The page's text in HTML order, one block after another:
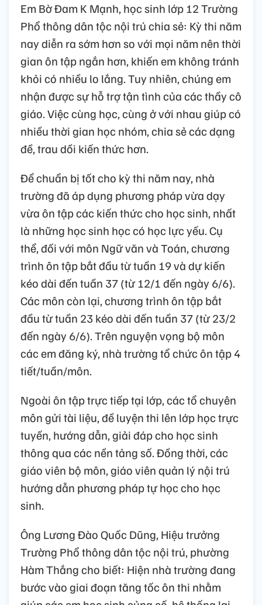
Em Bờ Đam K Mạnh, học sinh lớp 12 Trường
Phổ thông dân tộc nội trú chia sẻ: Kỳ thi năm
nay diễn ra sớm hơn so với mọi năm nên thời
gian ôn tập ngắn hơn, khiến em không tránh
khỏi có nhiều lo lắng. Tuy nhiên, chúng em
nhận được sự hỗ trợ tận tình của các thầy cô
giáo. Việc cùng học, cùng ở với nhau giúp có
nhiều thời gian học nhóm, chia sẻ các dạng
đề, trau dồi kiến thức hơn.
Để chuẩn bị tốt cho kỳ thi năm nay, nhà
trường đã áp dụng phương pháp vừa dạy
vừa ôn tập các kiến thức cho học sinh, nhất
là những học sinh học có học lực yếu. Cụ
thể, đối với môn Ngữ văn và Toán, chương
trình ôn tập bắt đầu từ tuần 19 và dự kiến
kéo dài đến tuần 37 (từ 12/1 đến ngày 6/6).
Các môn còn lại, chương trình ôn tập bắt
đầu từ tuần 23 kéo dài đến tuần 37 (từ 23/2
đến ngày 6/6). Trên nguyện vọng bộ môn
các em đăng ký, nhà trường tổ chức ôn tập 4
tiết/tuần/môn.
Ngoài ôn tập trực tiếp tại lớp, các tổ chuyên
môn gửi tài liệu, đề luyện thi lên lớp học trực
tuyến, hướng dẫn, giải đáp cho học sinh
thông qua các nền tảng số. Đồng thời, các
giáo viên bộ môn, giáo viên quản lý nội trú
hướng dẫn phương pháp tự học cho học
sinh.
Ông Lương Đào Quốc Dũng, Hiệu trưởng
Trường Phổ thông dân tộc nội trú, phường
Hàm Thắng cho biết: Hiện nhà trường đang
bước vào giai đoạn tăng tốc ôn thi nhằm